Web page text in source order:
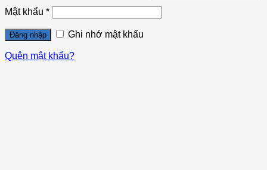
Mật khẩu *
Đăng nhập Ghi nhớ mật khẩu
Quên mật khẩu?